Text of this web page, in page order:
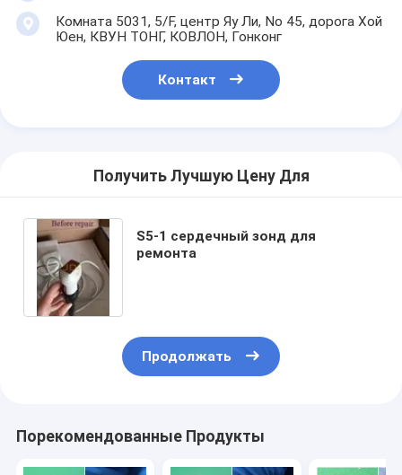
Комната 5031, 5/F, центр Яу Ли, No 45, дорога Хой
Юен, КВУН ТОНГ, КОВЛОН, Гонконг
Контакт
Получить Лучшую Цену Для
S5-1 сердечный зонд для
ремонта
Продолжать
Порекомендованные Продукты